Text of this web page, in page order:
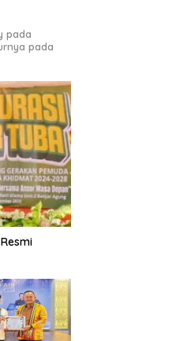
pada
pada